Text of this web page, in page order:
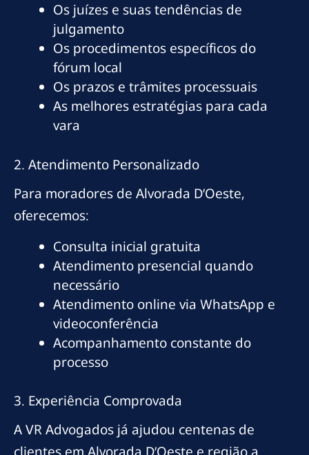
Os juízes e suas tendências de
julgamento
Os procedimentos específicos do
fórum local
Os prazos e trâmites processuais
As melhores estratégias para cada
vara
2. Atendimento Personalizado
Para moradores de Alvorada D’Oeste,
oferecemos:
Consulta inicial gratuita
Atendimento presencial quando
necessário
Atendimento online via WhatsApp e
videoconferência
Acompanhamento constante do
processo
3. Experiência Comprovada
A VR Advogados já ajudou centenas de